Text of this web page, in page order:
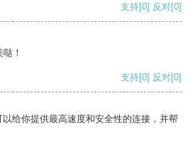
支持[0] 反对[0]
！
支持[0] 反对[0]
给你提供最高速度和安全性的连接，并帮